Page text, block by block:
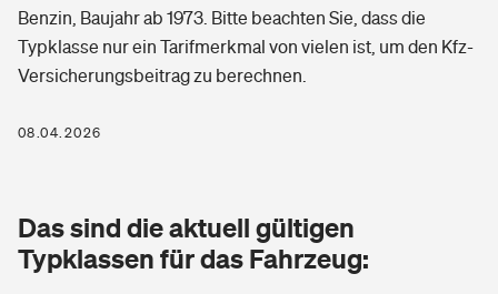
Arbeitsrechtsschutz
Berufshaftpflichtversicherung
Zur Übersicht
Tools
Elementarversicherung
Glasversicherung
Pri­vate Haft­pflicht­
Kinderunfall­ver­si­che­rung
Gesundheit
Private Krankenversicherung
Dread-Disease-Versicherung
Benzin, Baujahr ab 1973. Bitte beachten Sie, dass die
Typklasse nur ein Tarifmerkmal von vielen ist, um den Kfz-
Versicherungsbeitrag zu berechnen.
08.04.2026
Das sind die aktuell gültigen
Typklassen für das Fahrzeug: